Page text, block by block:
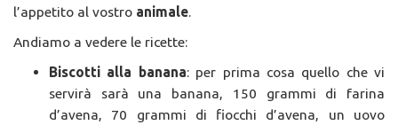
l’appetito al vostro animale.
Andiamo a vedere le ricette:
Biscotti alla banana: per prima cosa quello che vi
servirà sarà una banana, 150 grammi di farina
d’avena, 70 grammi di fiocchi d’avena, un uovo